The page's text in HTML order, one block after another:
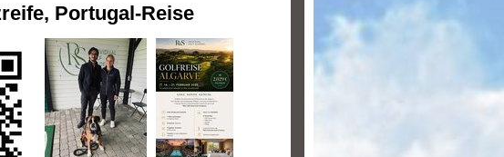
Portugal-Reise